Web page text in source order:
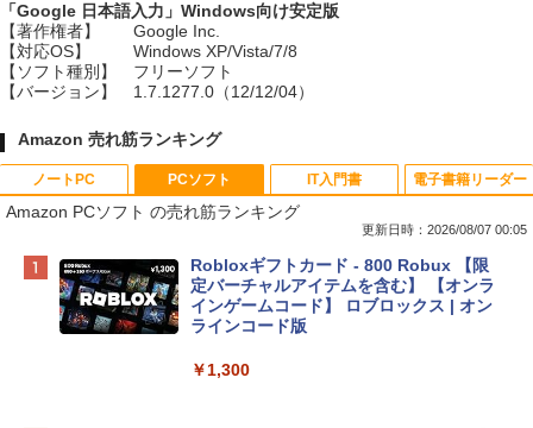
「Google 日本語入力」Windows向け安定版
【著作権者】
Google Inc.
【対応OS】
Windows XP/Vista/7/8
【ソフト種別】
フリーソフト
【バージョン】
1.7.1277.0（12/12/04）
Amazon 売れ筋ランキング
ノートPC
Apple 2026 MacBook Neo A18 Proチッ
プ搭載13インチノートブック：AIとAppl
e Intelligence、Liquid Retinaディスプ
レイ、8GBメモリ、512GB SSD、1080p
ィゴ + 3年延長 AppleCare+ for 13インチ
PCソフト
Amazon PCソフト の売れ筋ランキング
更新日時：2026/08/07 00:05
Robloxギフトカード - 800 Robux 【限
定バーチャルアイテムを含む】 【オンラ
インゲームコード】 ロブロックス | オン
ラインコード版
￥1,300
IT入門書 電子書籍リーダー